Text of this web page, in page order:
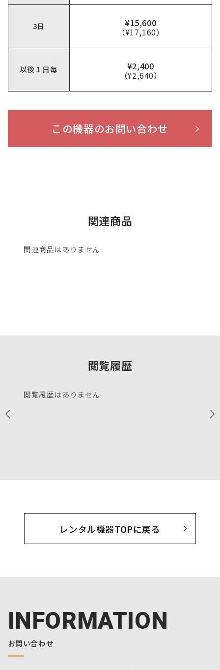
3日 ¥15,600
（¥17,160）
以後１日毎 ¥2,400
（¥2,640）
この機器のお問い合わせ
関連商品
関連商品はありません
閲覧履歴
閲覧履歴はありません
レンタル機器TOPに戻る
INFORMATION
お問い合わせ